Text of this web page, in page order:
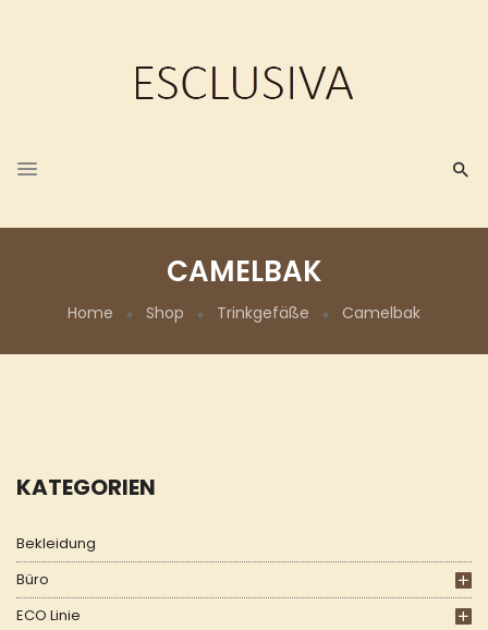
CAMELBAK
Home Shop Trinkgefäße Camelbak
KATEGORIEN
Bekleidung
Büro
ECO Linie